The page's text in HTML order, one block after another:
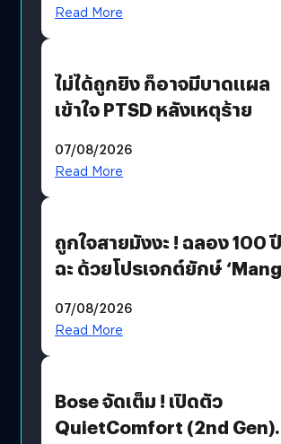
Read More
ไม่ได้ถูกยิง ก็อาจมีบาดแผล
เข้าใจ PTSD หลังเหตุร้าย
07/08/2026
Read More
ถูกใจสายมังงะ ! ฉลอง 100
ฉะ ด้วยโปรเจกต์ยักษ์
มีภาษาไทยด้วย
07/08/2026
Read More
Bose จัดเต็ม ! เปิดตัว
QuietComfort (2nd Gen)